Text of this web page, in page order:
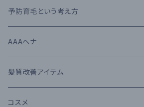
The U
流さないトリートメント（アウトバス）
スタイリング剤
N.（エヌドット）
Moii（モイ）
肌にも使えるUVケア
MAEUFA ミーファ
髪色長持ちカラーシャンプー＆トリートメント
N.オム（エヌドット オム）
RUEDE BRAQUE（ルードブラック）
THE GROOMING （ザ・グルーミング）
予防育毛という考え方
AAAヘナ
髪質改善アイテム
iMPROQA
コスメ